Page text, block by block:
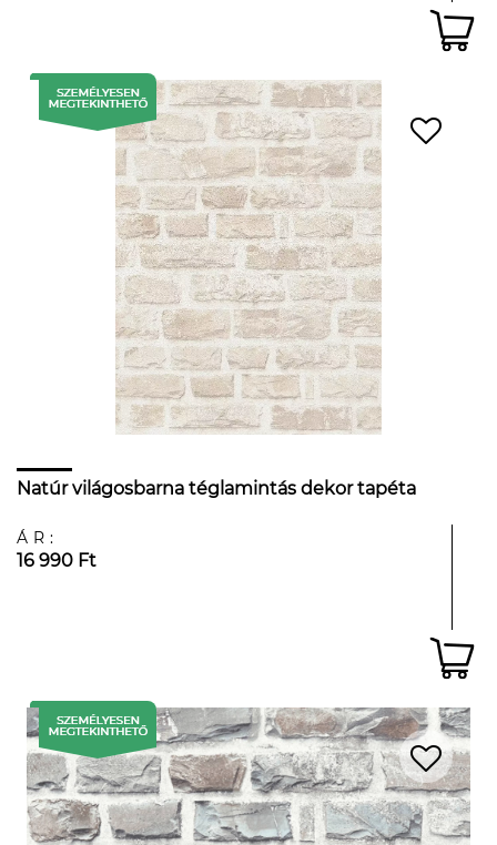
Natúr világosbarna téglamintás dekor tapéta
ÁR:
16 990 Ft